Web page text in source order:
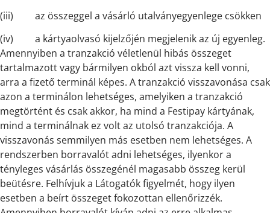
(iii) az összeggel a vásárló utalványegyenlege csökken
(iv) a kártyaolvasó kijelzőjén megjelenik az új egyenleg.
Amennyiben a tranzakció véletlenül hibás összeget
tartalmazott vagy bármilyen okból azt vissza kell vonni,
arra a fizető terminál képes. A tranzakció visszavonása csak
azon a terminálon lehetséges, amelyiken a tranzakció
megtörtént és csak akkor, ha mind a Festipay kártyának,
mind a terminálnak ez volt az utolsó tranzakciója. A
visszavonás semmilyen más esetben nem lehetséges. A
rendszerben borravalót adni lehetséges, ilyenkor a
tényleges vásárlás összegénél magasabb összeg kerül
beütésre. Felhívjuk a Látogatók figyelmét, hogy ilyen
esetben a beírt összeget fokozottan ellenőrizzék.